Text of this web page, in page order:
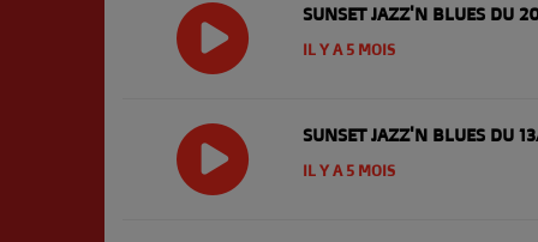
SUNSET JAZZ'N BLUES DU
IL Y A 5 MOIS
SUNSET JAZZ'N BLUES DU
IL Y A 5 MOIS